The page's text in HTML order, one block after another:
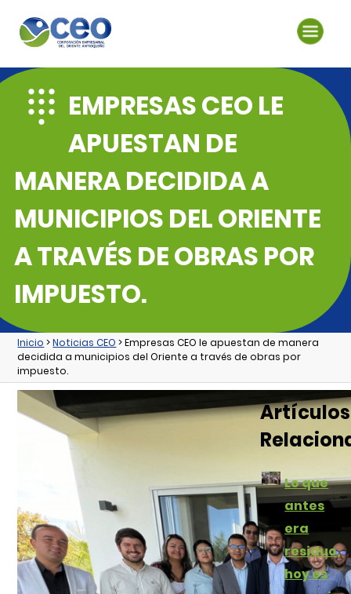
EMPRESAS CEO LE
APUESTAN DE
MANERA DECIDIDA A
MUNICIPIOS DEL ORIENTE
A TRAVÉS DE OBRAS POR
IMPUESTO.
Inicio >Noticias CEO > Empresas CEO le apuestan de manera
decidida a municipios del Oriente a través de obras por
impuesto.
Artículos
Lo que
antes
era
residuo,
hoy es